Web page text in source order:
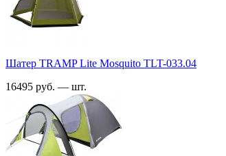
Шатер TRАMP Lite Mosquito TLT-033.04
16495 руб. — шт.